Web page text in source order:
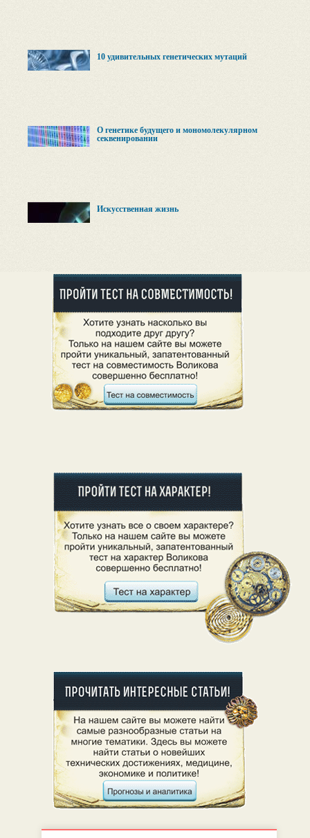
10 удивительных генетических мутаций
О генетике будущего и мономолекулярном
секвенировании
Искусственная жизнь